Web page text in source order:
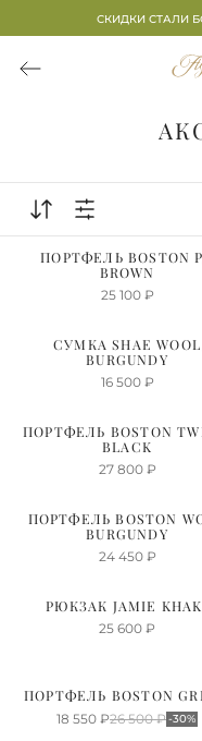
СКИДКИ СТАЛИ
ПОРТФЕЛЬ BOSTON
BROWN
25 100 ₽
СУМКА SHAE WOOL
BURGUNDY
16 500 ₽
ПОРТФЕЛЬ BOSTON
BLACK
27 800 ₽
ПОРТФЕЛЬ BOSTON
BURGUNDY
24 450 ₽
РЮКЗАК JAMIE
25 600 ₽
ПОРТФЕЛЬ BOSTON
18 550 ₽26 500 ₽-30%